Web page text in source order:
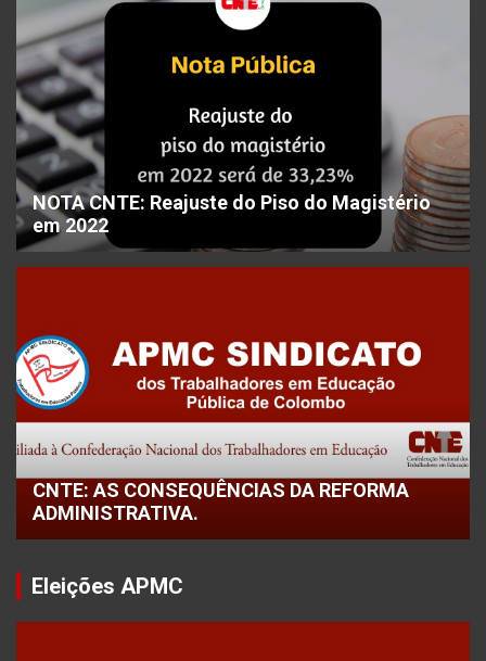
NOTA CNTE: Reajuste do Piso do Magistério
em 2022
CNTE: AS CONSEQUÊNCIAS DA REFORMA
ADMINISTRATIVA.
Eleições APMC